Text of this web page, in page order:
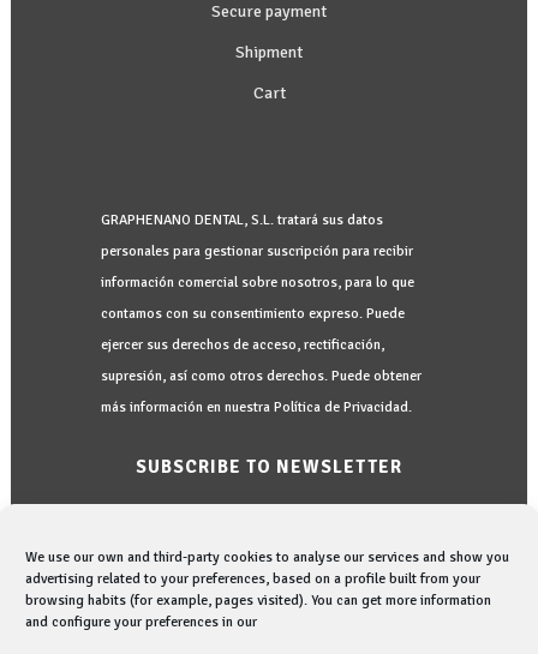
We use our own and third-party cookies to analyse our services and show you
advertising related to your preferences, based on a profile built from your
browsing habits (for example, pages visited). You can get more information
and configure your preferences in our
Secure payment
Shipment
Cart
GRAPHENANO DENTAL, S.L. tratará sus datos
personales para gestionar suscripción para recibir
información comercial sobre nosotros, para lo que
contamos con su consentimiento expreso. Puede
ejercer sus derechos de acceso, rectificación,
supresión, así como otros derechos. Puede obtener
más información en nuestra Política de Privacidad.
SUBSCRIBE TO NEWSLETTER